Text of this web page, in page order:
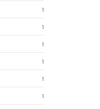
1
1
1
1
1
1